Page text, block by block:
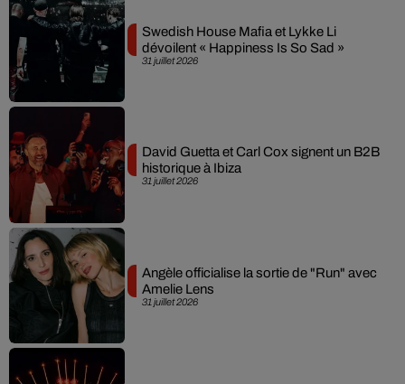
31 juillet 2026
Swedish House Mafia et Lykke Li
dévoilent « Happiness Is So Sad »
31 juillet 2026
David Guetta et Carl Cox signent un B2B
historique à Ibiza
31 juillet 2026
Angèle officialise la sortie de "Run" avec
Amelie Lens